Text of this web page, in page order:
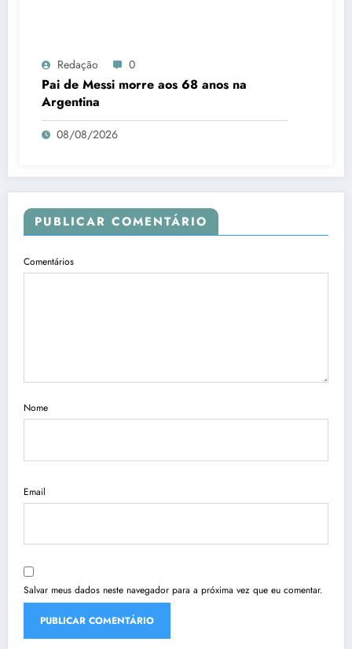
Redação 0
Pai de Messi morre aos 68 anos na
Argentina
08/08/2026
PUBLICAR COMENTÁRIO
Comentários
Nome
Email
Salvar meus dados neste navegador para a próxima vez que eu comentar.